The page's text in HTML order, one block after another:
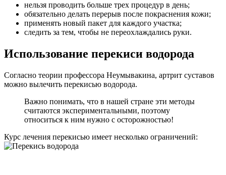
нельзя проводить больше трех процедур в день;
обязательно делать перерыв после покраснения кожи;
применять новый пакет для каждого участка;
следить за тем, чтобы не переохлаждались руки.
Использование перекиси водорода
Согласно теории профессора Неумывакина, артрит суставов
можно вылечить перекисью водорода.
Важно понимать, что в нашей стране эти методы
считаются экспериментальными, поэтому
относиться к ним нужно с осторожностью!
Курс лечения перекисью имеет несколько ограничений: